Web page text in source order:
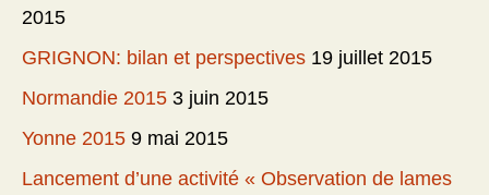
2015
GRIGNON: bilan et perspectives 19 juillet 2015
Normandie 2015 3 juin 2015
Yonne 2015 9 mai 2015
Lancement d’une activité « Observation de lames